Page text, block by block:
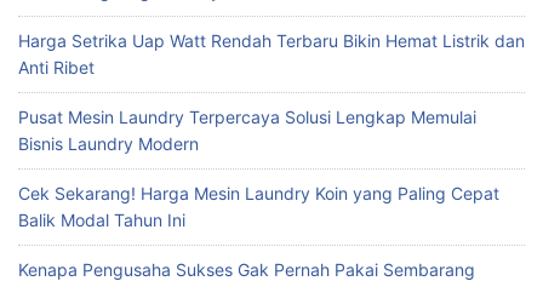
Harga Setrika Uap Watt Rendah Terbaru Bikin Hemat Listrik dan
Anti Ribet
Pusat Mesin Laundry Terpercaya Solusi Lengkap Memulai
Bisnis Laundry Modern
Cek Sekarang! Harga Mesin Laundry Koin yang Paling Cepat
Balik Modal Tahun Ini
Kenapa Pengusaha Sukses Gak Pernah Pakai Sembarang